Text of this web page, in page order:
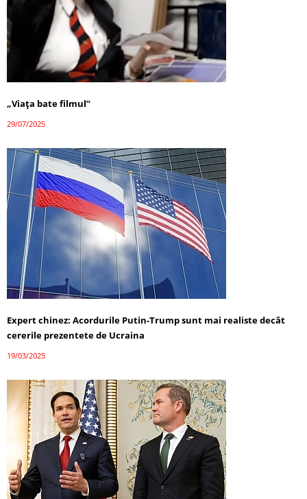
„Viața bate filmul”
29/07/2025
Expert chinez: Acordurile Putin-Trump sunt mai realiste decât
cererile prezentete de Ucraina
19/03/2025